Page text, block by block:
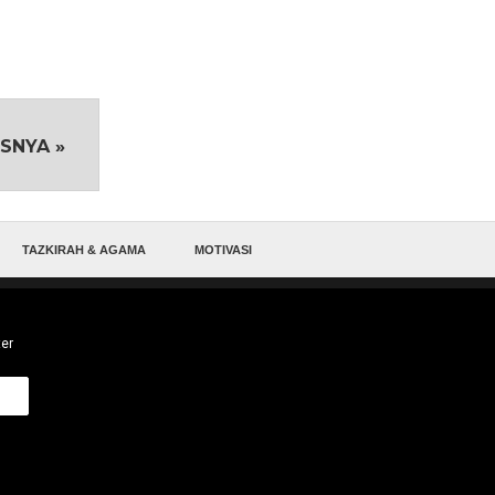
»
TAZKIRAH & AGAMA MOTIVASI